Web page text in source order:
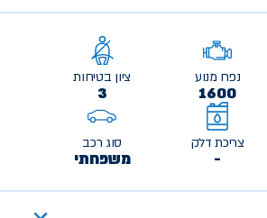
נפח מנוע
1600
ציון בטיחות
3
צריכת דלק
-
סוג רכב
משפחתי